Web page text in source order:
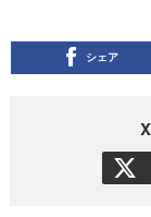
シェア